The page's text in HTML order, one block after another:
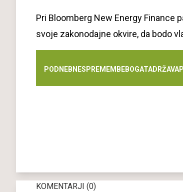
Pri Bloomberg New Energy Finance
svoje zakonodajne okvire, da bodo
PODNEBNESPREMEMBEBOGATADRŽAVA
KOMENTARJI (0)